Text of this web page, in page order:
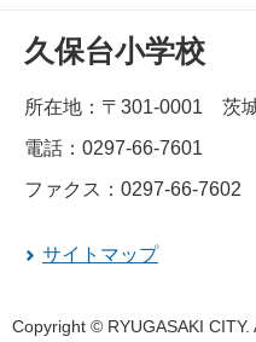
久保台小学校
所在地：〒301-0001 茨
電話：0297-66-7601
ファクス：0297-66-7602
サイトマップ
Copyright © RYUGASAKI CITY.